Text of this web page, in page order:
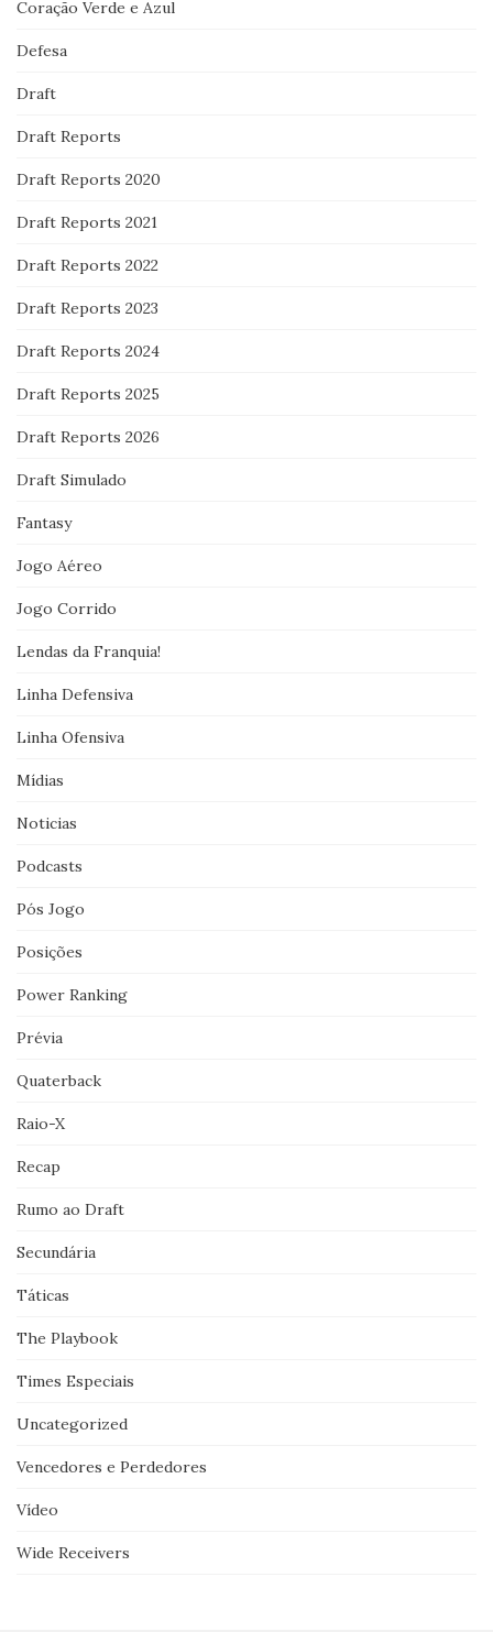
Coração Verde e Azul
Defesa
Draft
Draft Reports
Draft Reports 2020
Draft Reports 2021
Draft Reports 2022
Draft Reports 2023
Draft Reports 2024
Draft Reports 2025
Draft Reports 2026
Draft Simulado
Fantasy
Jogo Aéreo
Jogo Corrido
Lendas da Franquia!
Linha Defensiva
Linha Ofensiva
Mídias
Noticias
Podcasts
Pós Jogo
Posições
Power Ranking
Prévia
Quaterback
Raio-X
Recap
Rumo ao Draft
Secundária
Táticas
The Playbook
Times Especiais
Uncategorized
Vencedores e Perdedores
Vídeo
Wide Receivers